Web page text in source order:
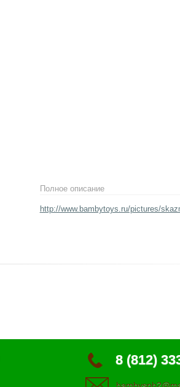
Полное описание
http://www.bambytoys.ru/pictures/
8 (812)